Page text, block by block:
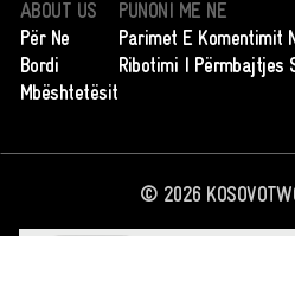
ABOUT US
Për Ne
Bordi
Mbështetësit
PUNONI ME NE
Parimet E Komentimit
Ribotimi I Përmbajtjes
© 2026